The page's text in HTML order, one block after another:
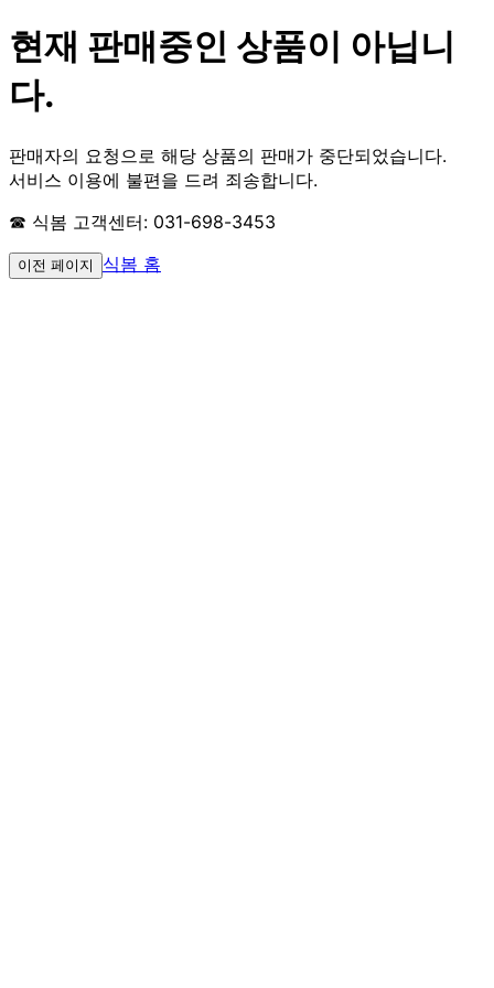
현재 판매중인 상품이 아닙니
다.
판매자의 요청으로 해당 상품의 판매가 중단되었습니다.
서비스 이용에 불편을 드려 죄송합니다.
☎ 식봄 고객센터: 031-698-3453
이전 페이지 식봄 홈